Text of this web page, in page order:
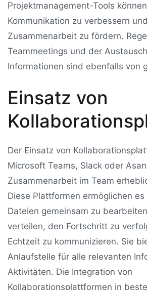
Projektmanagement-Tools
Kommunikation zu verbessern
Zusammenarbeit zu fördern.
Teammeetings und der
Informationen sind ebenfalls von
Einsatz von
Der Einsatz von
Microsoft Teams, Slack oder
Zusammenarbeit im Team
Diese Plattformen ermöglichen
Dateien gemeinsam zu
verteilen, den Fortschritt zu
Echtzeit zu kommunizieren. Sie
Anlaufstelle für alle relevanten
Aktivitäten. Die Integration von
Kollaborationsplattformen in